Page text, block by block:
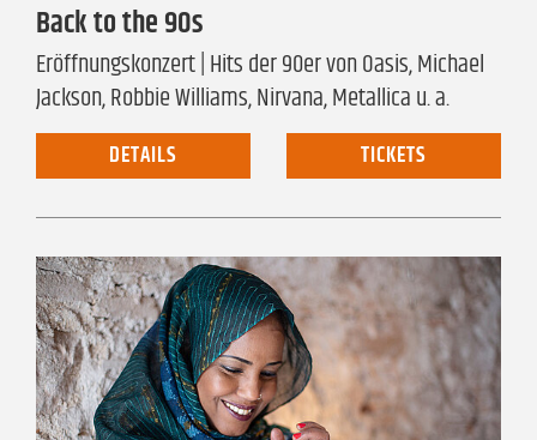
Back to the 90s
Eröffnungskonzert | Hits der 90er von Oasis, Michael
Jackson, Robbie Williams, Nirvana, Metallica u. a.
DETAILS TICKETS